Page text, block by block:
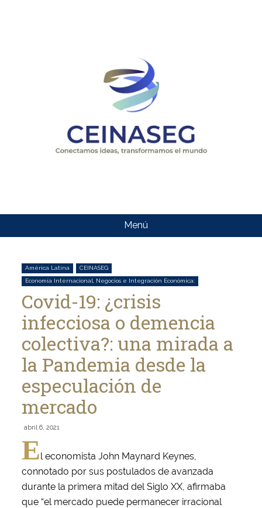
CEINASEG
Menú
América Latina
CEINASEG
Economía Internacional, Negocios e Integración Económica:
Covid-19: ¿crisis
infecciosa o demencia
colectiva?: una mirada a
la Pandemia desde la
especulación de
mercado
abril 6, 2021
El economista John Maynard Keynes,
connotado por sus postulados de avanzada
durante la primera mitad del Siglo XX, afirmaba
que “el mercado puede permanecer irracional